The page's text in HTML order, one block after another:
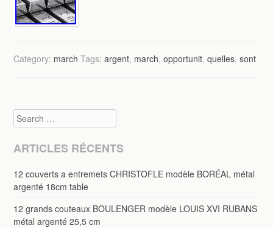
Category: march Tags:argent, march,opportunit,quelles,sont
Search
ARTICLES RÉCENTS
12 couverts a entremets CHRISTOFLE modèle BORÉAL métal
argenté 18cm table
12 grands couteaux BOULENGER modèle LOUIS XVI RUBANS
métal argenté 25,5 cm